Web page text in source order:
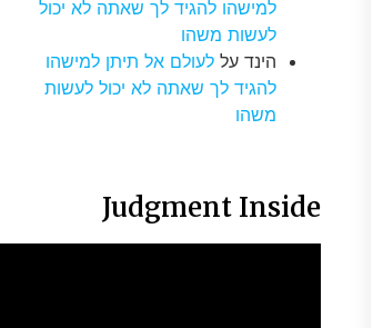
למישהו להגיד לך שאתה לא יכול
לעשות משהו
הינדעל לעולם אל תיתן למישהו
להגיד לך שאתה לא יכול לעשות
משהו
Judgment Inside